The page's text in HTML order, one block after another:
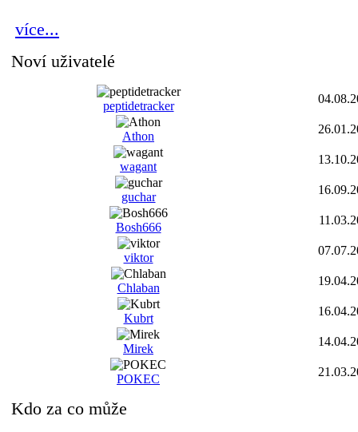
více...
Noví uživatelé
peptidetracker
Athon
wagant
guchar
Bosh666
viktor
Chlaban
Kubrt
Mirek
POKEC
Kdo za co může